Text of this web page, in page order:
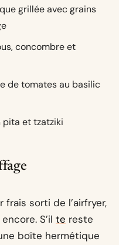
grillée avec grains
concombre et
de tomates au basilic
pita et tzatziki
frais sorti de l’airfryer,
S’il te reste
boîte hermétique